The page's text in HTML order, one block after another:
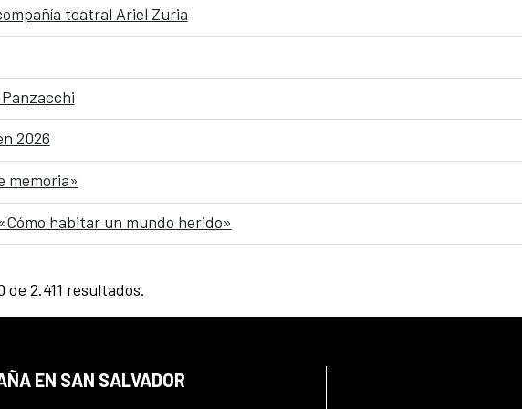
teatral Ariel Zuria
2026
memoria»
habitar un mundo herido»
2.411 resultados.
EN SAN SALVADOR